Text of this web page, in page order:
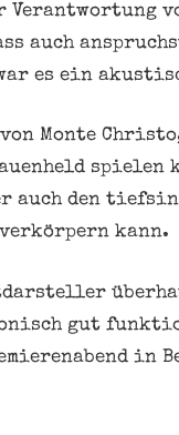
auch
es ein
Monte
auch den
verkörpern kann.
gut
in